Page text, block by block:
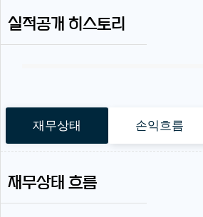
실적공개 히스토리
재무상태 손익흐름
재무상태 흐름